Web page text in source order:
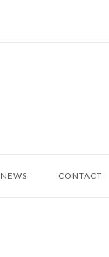
NEWS CONTACT